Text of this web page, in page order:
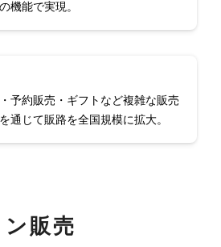
機能で実現。
予約販売・ギフトなど複雑な販売
通じて販路を全国規模に拡大。
販売